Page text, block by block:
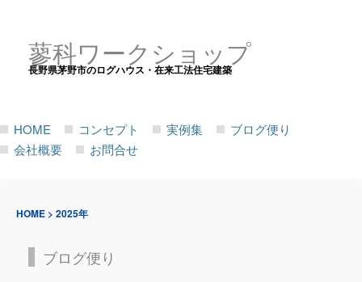
蓼科ワークショップ
長野県茅野市のログハウス・在来工法住宅建築
HOME コンセプト 実例集
ブログ便り
会社概要
お問合せ
HOME > 2025年
ブログ便り